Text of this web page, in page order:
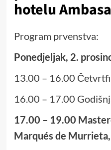
hotelu
Program prvenstva:
Ponedjeljak, 2.
13.00 – 16.00
16.00 – 17.00
17.00 – 19.00
Marqués de